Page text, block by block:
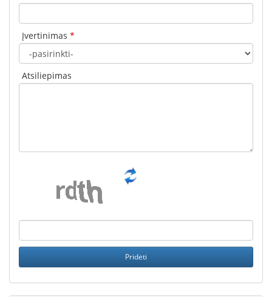
Įvertinimas *
Atsiliepimas